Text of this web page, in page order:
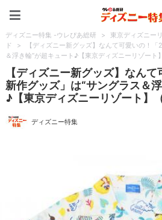
ディズニー特集 -ウレぴあ総研 > 東京ディズニー
ド
>
【ディズニー新グッズ】なんて可愛いの！
＆浮き輪”が超キュート♪【東京ディズニーリゾート】
【ディズニー新グッズ】なん
新作グッズ」は“サングラス＆
♪【東京ディズニーリゾート】
ディズニー特集